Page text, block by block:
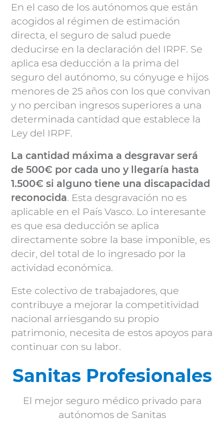
En el caso de los autónomos que están
acogidos al régimen de estimación
directa, el seguro de salud puede
deducirse en la declaración del IRPF. Se
aplica esa deducción a la prima del
seguro del autónomo, su cónyuge e hijos
menores de 25 años con los que convivan
y no perciban ingresos superiores a una
determinada cantidad que establece la
Ley del IRPF.
La cantidad máxima a desgravar será
de 500€ por cada uno y llegaría hasta
1.500€ si alguno tiene una discapacidad
reconocida. Esta desgravación no es
aplicable en el País Vasco. Lo interesante
es que esa deducción se aplica
directamente sobre la base imponible, es
decir, del total de lo ingresado por la
actividad económica.
Este colectivo de trabajadores, que
contribuye a mejorar la competitividad
nacional arriesgando su propio
patrimonio, necesita de estos apoyos para
continuar con su labor.
Sanitas Profesionales
El mejor seguro médico privado para
autónomos de Sanitas